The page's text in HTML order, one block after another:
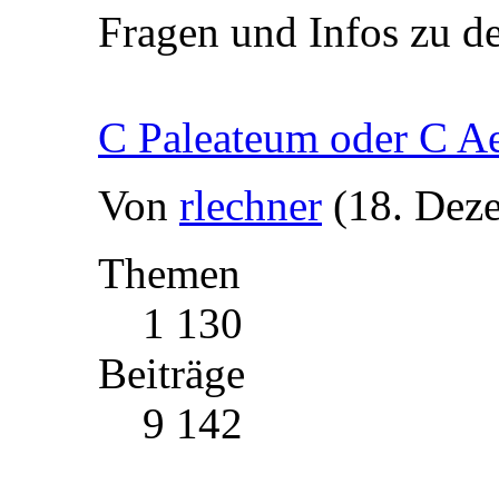
Fragen und Infos zu
C Paleateum oder C
Von rlechner (18.
Themen
1 130
Beiträge
9 142